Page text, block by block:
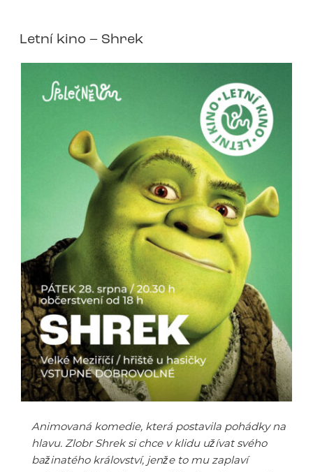
Letní kino – Shrek
Animovaná komedie, která postavila pohádky na
hlavu. Zlobr Shrek si chce v klidu užívat svého
bažinatého království, jenže to mu zaplaví